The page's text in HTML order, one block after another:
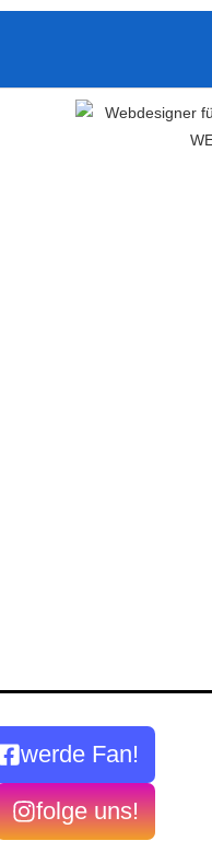
werde Fan!
folge uns!